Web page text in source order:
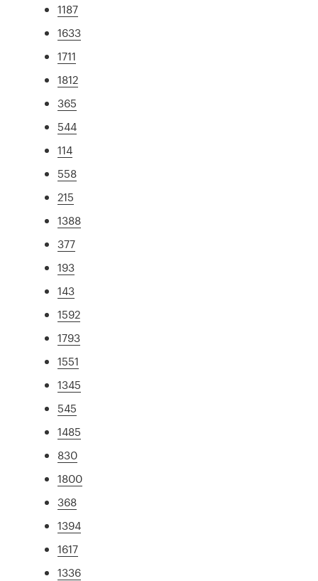
1187
1633
1711
1812
365
544
114
558
215
1388
377
193
143
1592
1793
1551
1345
545
1485
830
1800
368
1394
1617
1336